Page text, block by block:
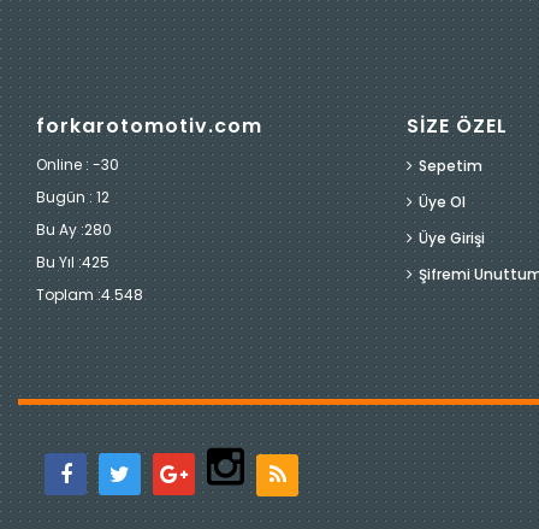
forkarotomotiv.com
Online : -30
Bugün : 12
Bu Ay :280
Bu Yıl :425
Toplam :4.548
SİZE ÖZEL
Sepetim
Üye Ol
Üye Girişi
Şifremi